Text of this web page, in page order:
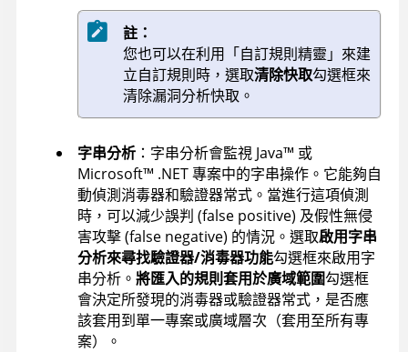
註：
您也可以在利用「自訂規則精靈」來建
立自訂規則時，選取清除快取勾選框來
清除漏洞分析快取。
字串分析 ：字串分析會監視 Java™ 或
Microsoft™ .NET專案中的字串操作。它能夠自
動偵測消毒器和驗證器常式。當進行這項偵測
時，可以減少誤判 (false positive) 及假性無侵
害攻擊 (false negative) 的情況。選取啟用字串
分析來尋找驗證器/消毒器功能勾選框來啟用字
串分析。 將匯入的規則套用於廣域範圍勾選框
會決定所發現的消毒器或驗證器常式，是否應
該套用到單一專案或廣域層次（套用至所有專
案）。